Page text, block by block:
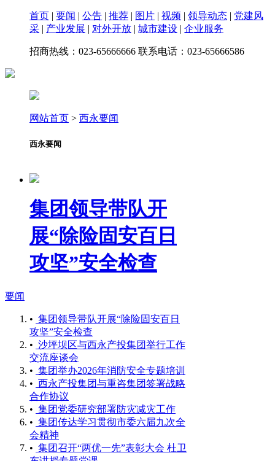
首页 | 要闻 | 公告 | 推荐 | 图片 | 视频 | 领导动态 | 党建风
采 | 产业发展 | 对外开放 | 城市建设 | 企业服务
招商热线：023-65666666 联系电话：023-65666586
网站首页 > 西永要闻
西永要闻